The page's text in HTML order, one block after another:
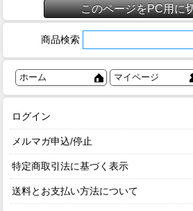
このページをPC用に
商品検索
ホーム マイページ
ログイン
メルマガ申込/停止
特定商取引法に基づく表示
送料とお支払い方法について